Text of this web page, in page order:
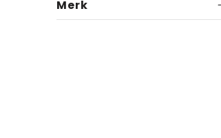
Merk